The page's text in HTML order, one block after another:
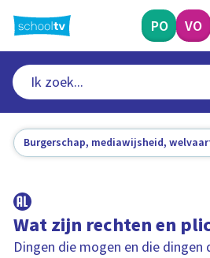
naar
hoofdinhoud
PO VO
Burgerschap, mediawijsheid,
Wat zijn rechten en
Dingen die mogen en die dingen